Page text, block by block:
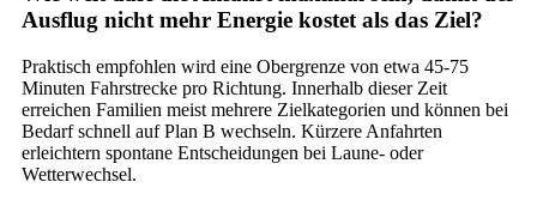
Ausflug nicht mehr Energie kostet als das Ziel?
Praktisch empfohlen wird eine Obergrenze von etwa 45-75
Minuten Fahrstrecke pro Richtung. Innerhalb dieser Zeit
erreichen Familien meist mehrere Zielkategorien und können bei
Bedarf schnell auf Plan B wechseln. Kürzere Anfahrten
erleichtern spontane Entscheidungen bei Laune- oder
Wetterwechsel.